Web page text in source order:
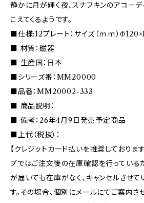
静かに月が輝く夜、スナフキンのアコー
こえてくるようです。
■仕様:12プレート：サイズ（ｍｍ）
■ 材質：磁器
■ 生産国：日本
■シリーズ番：MM20000
■品番：MM20002-333
■ 商品説明：
■ 備考：26年4月9日発売予定商品
■上代（税抜）：
【クレジットカード払いを推奨しておりま
プではご注文後の在庫確認を行っている
が届いても在庫がなく、キャンセルさせ
す。その場合、個別にメールにてご案内さ